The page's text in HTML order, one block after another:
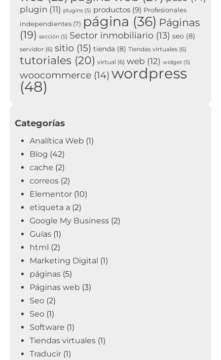
plugin (11) plugins (5) productos (9) Profesionales
independientes (7) página (36) Páginas
(19) sección (5) Sector inmobiliario (13) seo (8)
servidor (6) sitio (15) tienda (8) Tiendas virtuales (6)
tutoriales (20) virtual (6) web (12) widget (5)
woocommerce (14) wordpress
(48)
Categorías
Analítica Web (1)
Blog (42)
cache (2)
correos (2)
Elementor (10)
etiqueta a (2)
Google My Business (2)
Guías (1)
html (2)
Marketing Digital (1)
páginas (5)
Páginas web (3)
Seo (2)
Seo (1)
Software (1)
Tiendas virtuales (1)
Traducir (1)